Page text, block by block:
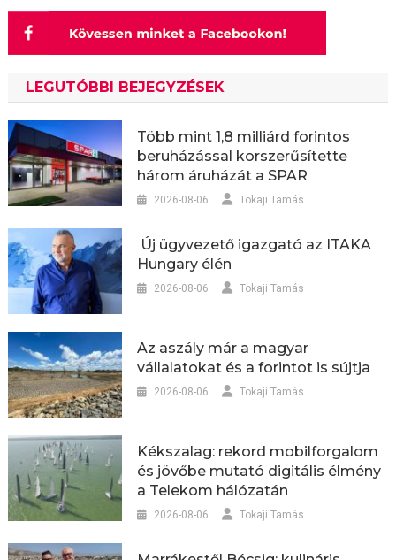
LEGUTÓBBI BEJEGYZÉSEK
Több mint 1,8 milliárd forintos
beruházással korszerűsítette
három áruházát a SPAR
2026-08-06 Tokaji Tamás
Új ügyvezető igazgató az ITAKA
Hungary élén
2026-08-06 Tokaji Tamás
Az aszály már a magyar
vállalatokat és a forintot is sújtja
2026-08-06 Tokaji Tamás
Kékszalag: rekord mobilforgalom
és jövőbe mutató digitális élmény
a Telekom hálózatán
2026-08-06 Tokaji Tamás